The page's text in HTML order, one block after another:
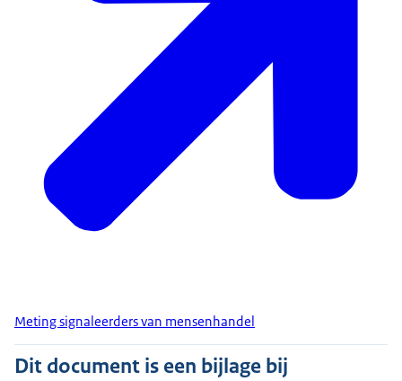
Meting signaleerders van mensenhandel
Dit document is een bijlage bij